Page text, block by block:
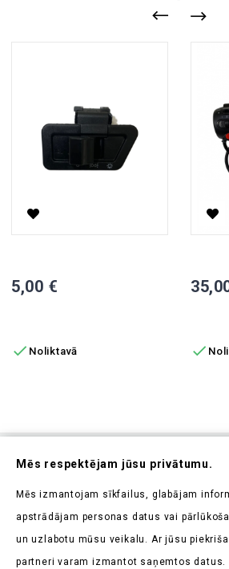
Cena
5,00 €
 Noliktavā
Cena

Abonējiet Mūsu
Uzziniet pirmieji par mūsu
Mēs respektējam jūsu privātumu.
Mēs izmantojam sīkfailus, glabājam
apstrādājam personas datus vai
un uzlabotu mūsu veikalu. Ar jūsu
partneri varam izmantot saņemtos datus.